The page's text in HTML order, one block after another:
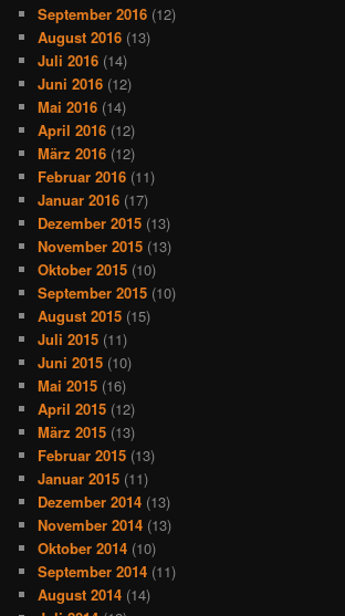
September 2016 (12)
August 2016 (13)
Juli 2016 (14)
Juni 2016 (12)
Mai 2016 (14)
April 2016 (12)
März 2016 (12)
Februar 2016 (11)
Januar 2016 (17)
Dezember 2015 (13)
November 2015 (13)
Oktober 2015 (10)
September 2015 (10)
August 2015 (15)
Juli 2015 (11)
Juni 2015 (10)
Mai 2015 (16)
April 2015 (12)
März 2015 (13)
Februar 2015 (13)
Januar 2015 (11)
Dezember 2014 (13)
November 2014 (13)
Oktober 2014 (10)
September 2014 (11)
August 2014 (14)